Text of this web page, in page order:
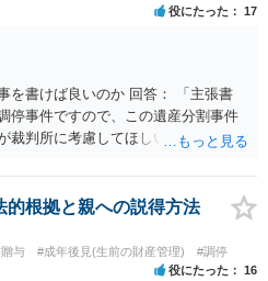
役にたった 17
を書けば良いのか 回答： 「主張書
停事件ですので、この遺産分割事件
裁判所に考慮してほしいと思う、亡
や考慮してほしい事情に関連して
主張書面とは別で提出できます。も
うな資料がある場合、「非開示の希
ことも考えられます。 ご質問：書
い事 回答： お姉さんが申立書の「申
的根拠と親への説得方法
与 #成年後見(生前の財産管理) #調停
役にたった 16